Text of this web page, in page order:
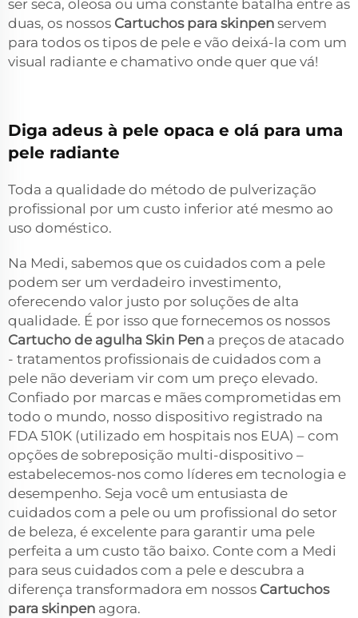
ser seca, oleosa ou uma constante batalha entre as
duas, os nossos Cartuchos para skinpen servem
para todos os tipos de pele e vão deixá-la com um
visual radiante e chamativo onde quer que vá!
Diga adeus à pele opaca e olá para uma
pele radiante
Toda a qualidade do método de pulverização
profissional por um custo inferior até mesmo ao
uso doméstico.
Na Medi, sabemos que os cuidados com a pele
podem ser um verdadeiro investimento,
oferecendo valor justo por soluções de alta
qualidade. É por isso que fornecemos os nossos
Cartucho de agulha Skin Pen a preços de atacado
- tratamentos profissionais de cuidados com a
pele não deveriam vir com um preço elevado.
Confiado por marcas e mães comprometidas em
todo o mundo, nosso dispositivo registrado na
FDA 510K (utilizado em hospitais nos EUA) – com
opções de sobreposição multi-dispositivo –
estabelecemos-nos como líderes em tecnologia e
desempenho. Seja você um entusiasta de
cuidados com a pele ou um profissional do setor
de beleza, é excelente para garantir uma pele
perfeita a um custo tão baixo. Conte com a Medi
para seus cuidados com a pele e descubra a
diferença transformadora em nossos Cartuchos
para skinpen agora.